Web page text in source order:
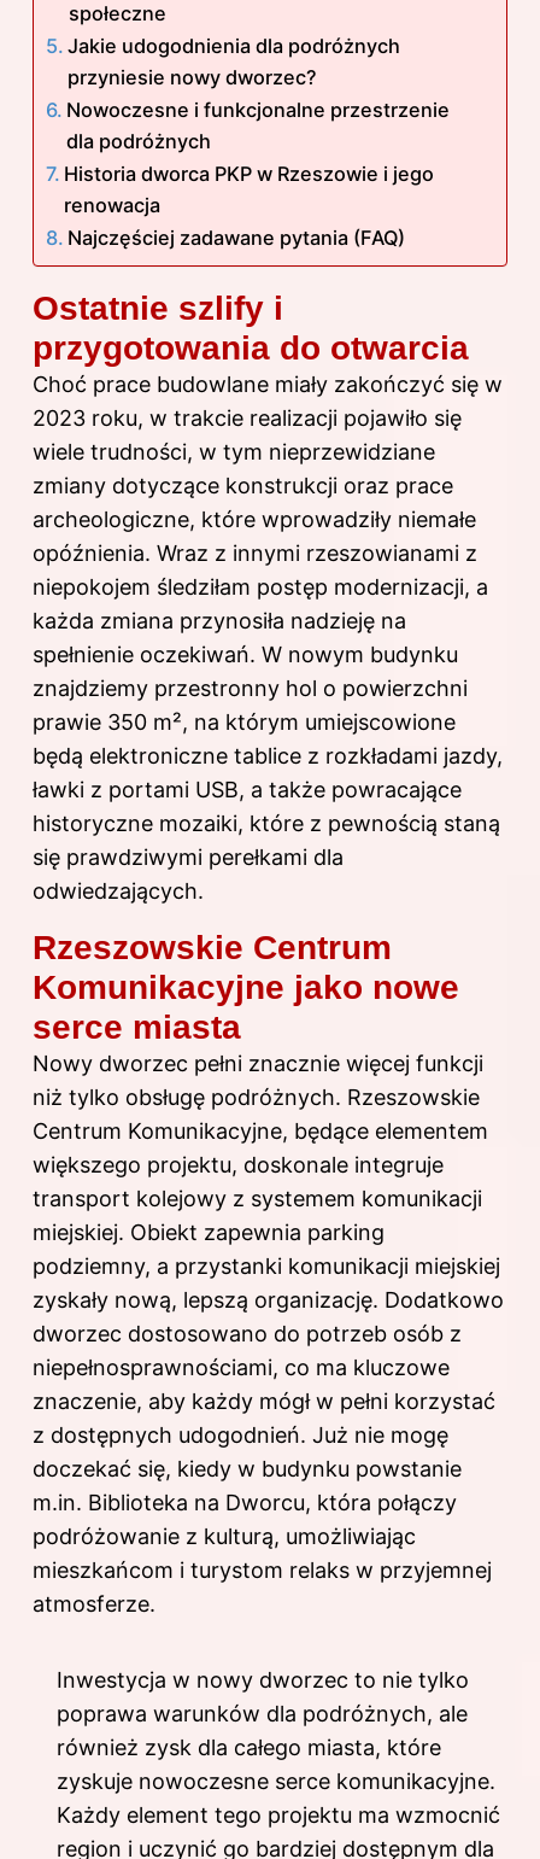
społeczne
Jakie udogodnienia dla podróżnych
przyniesie nowy dworzec?
Nowoczesne i funkcjonalne przestrzenie
dla podróżnych
Historia dworca PKP w Rzeszowie i jego
renowacja
Najczęściej zadawane pytania (FAQ)
Ostatnie szlify i
przygotowania do otwarcia
Choć prace budowlane miały zakończyć się w
2023 roku, w trakcie realizacji pojawiło się
wiele trudności, w tym nieprzewidziane
zmiany dotyczące konstrukcji oraz prace
archeologiczne, które wprowadziły niemałe
opóźnienia. Wraz z innymi rzeszowianami z
niepokojem śledziłam postęp modernizacji, a
każda zmiana przynosiła nadzieję na
spełnienie oczekiwań. W nowym budynku
znajdziemy przestronny hol o powierzchni
prawie 350 m², na którym umiejscowione
będą elektroniczne tablice z rozkładami jazdy,
ławki z portami USB, a także powracające
historyczne mozaiki, które z pewnością staną
się prawdziwymi perełkami dla
odwiedzających.
Rzeszowskie Centrum
Komunikacyjne jako nowe
serce miasta
Nowy dworzec pełni znacznie więcej funkcji
niż tylko obsługę podróżnych. Rzeszowskie
Centrum Komunikacyjne, będące elementem
większego projektu, doskonale integruje
transport kolejowy z systemem komunikacji
miejskiej. Obiekt zapewnia parking
podziemny, a przystanki komunikacji miejskiej
zyskały nową, lepszą organizację. Dodatkowo
dworzec dostosowano do potrzeb osób z
niepełnosprawnościami, co ma kluczowe
znaczenie, aby każdy mógł w pełni korzystać
z dostępnych udogodnień. Już nie mogę
doczekać się, kiedy w budynku powstanie
m.in. Biblioteka na Dworcu, która połączy
podróżowanie z kulturą, umożliwiając
mieszkańcom i turystom relaks w przyjemnej
atmosferze.
Inwestycja w nowy dworzec to nie tylko
poprawa warunków dla podróżnych, ale
również zysk dla całego miasta, które
zyskuje nowoczesne serce komunikacyjne.
Każdy element tego projektu ma wzmocnić
region i uczynić go bardziej dostępnym dla